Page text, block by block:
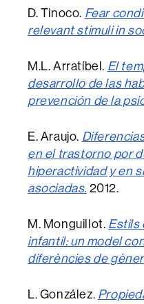
D. Tinoco. Fear
relevant stimuli in
M.L. Arratíbel. El
desarrollo de las
prevención de la
E. Araujo.
en el trastorno por
hiperactividad y en
asociadas. 2012.
M. Monguillot. Estils
infantil: un model
diferències de
L. González.